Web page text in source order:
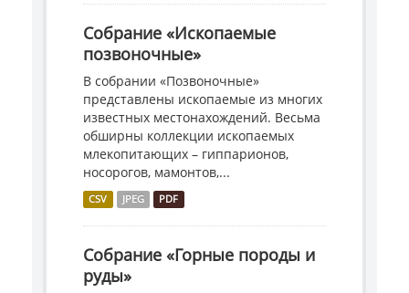
Собрание «Ископаемые
позвоночные»
В собрании «Позвоночные»
представлены ископаемые из многих
известных местонахождений. Весьма
обширны коллекции ископаемых
млекопитающих – гиппарионов,
носорогов, мамонтов,...
CSV JPEG PDF
Собрание «Горные породы и
руды»